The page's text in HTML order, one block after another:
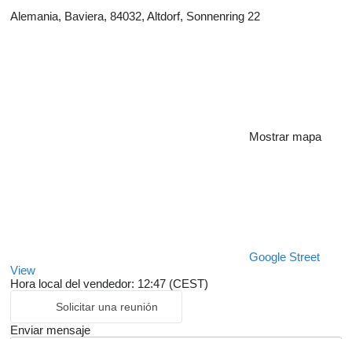
Alemania, Baviera, 84032, Altdorf, Sonnenring 22
Mostrar mapa
Google Street
View
Hora local del vendedor: 12:47 (CEST)
Solicitar una reunión
Enviar mensaje